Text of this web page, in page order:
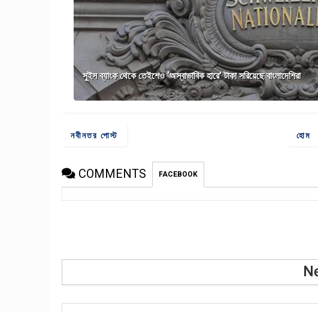
সুইস ব্যাংক থেকে তেইশেও ‘অস্বাভাবিক হারে’ টাকা সরিয়েছে বাংলাদেশিরা
নবীনতর পোস্ট হোম
COMMENTS FACEBOOK